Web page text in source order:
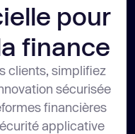
pour
finance
clients, simplifiez
sécurisée
financières
applicative